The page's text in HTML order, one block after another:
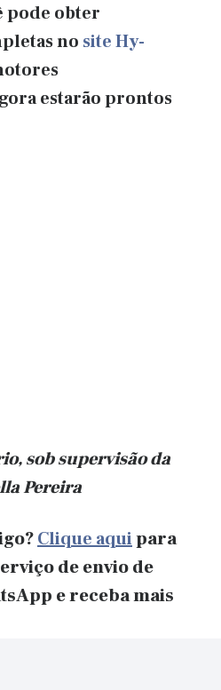
pode obter
no site Hy-
estarão prontos
sob supervisão da
Pereira
Clique aquipara
de envio de
e receba mais